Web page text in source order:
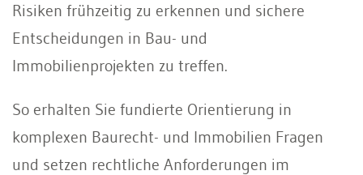
Risiken frühzeitig zu erkennen und sichere
Entscheidungen in Bau- und
Immobilienprojekten zu treffen.
So erhalten Sie fundierte Orientierung in
komplexen Baurecht- und Immobilien Fragen
und setzen rechtliche Anforderungen im